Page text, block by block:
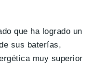
que ha logrado un
sus baterías,
muy superior